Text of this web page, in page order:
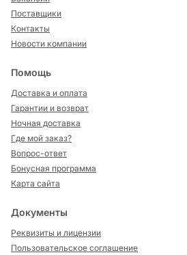
Поставщики
Контакты
Новости компании
Помощь
Доставка и оплата
Гарантии и возврат
Ночная доставка
Где мой заказ?
Вопрос-ответ
Бонусная программа
Карта сайта
Документы
Реквизиты и лицензии
Пользовательское соглашение